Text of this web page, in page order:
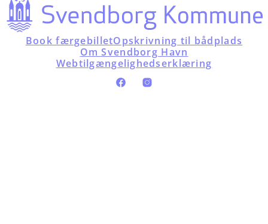
Book færgebilletOpskrivning til bådplads
Om Svendborg Havn
Webtilgængelighedserklæring